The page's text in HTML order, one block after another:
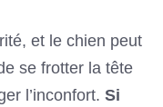
et le chien peut
se frotter la tête
l’inconfort. Si